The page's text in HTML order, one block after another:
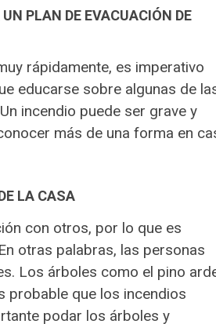
PLAN DE EVACUACIÓN DE
rápidamente, es imperativo
educarse sobre algunas de
incendio puede ser grave y
más de una forma en
LA CASA
con otros, por lo que es
otras palabras, las personas
Los árboles como el pino
probable que los incendios
podar los árboles y